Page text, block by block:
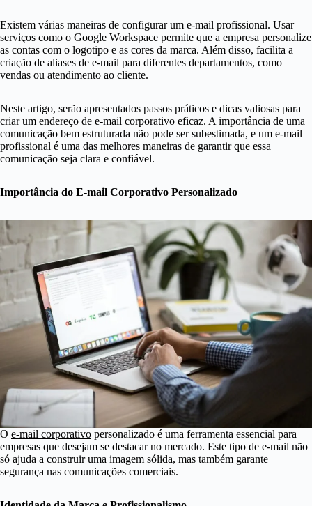
Existem várias maneiras de configurar um e-mail profissional. Usar
serviços como o Google Workspace permite que a empresa personalize
as contas com o logotipo e as cores da marca. Além disso, facilita a
criação de aliases de e-mail para diferentes departamentos, como
vendas ou atendimento ao cliente.
Neste artigo, serão apresentados passos práticos e dicas valiosas para
criar um endereço de e-mail corporativo eficaz. A importância de uma
comunicação bem estruturada não pode ser subestimada, e um e-mail
profissional é uma das melhores maneiras de garantir que essa
comunicação seja clara e confiável.
Importância do E-mail Corporativo Personalizado
O e-mail corporativo personalizado é uma ferramenta essencial para
empresas que desejam se destacar no mercado. Este tipo de e-mail não
só ajuda a construir uma imagem sólida, mas também garante
segurança nas comunicações comerciais.